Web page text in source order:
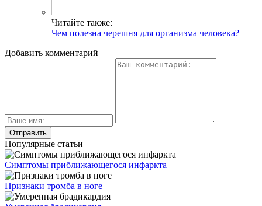
Читайте также:
Чем полезна черешня для организма человека?
Добавить комментарий
Популярные статьи
Симптомы приближающегося инфаркта
Признаки тромба в ноге